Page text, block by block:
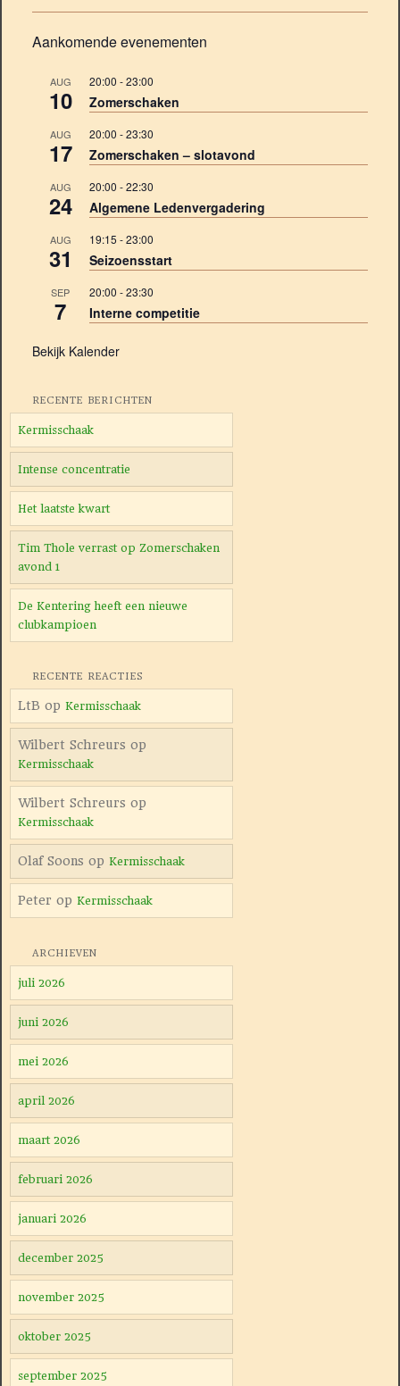
Aankomende evenementen
AUG
10
20:00 -23:00
Zomerschaken
AUG
17
20:00 -23:30
Zomerschaken – slotavond
AUG
24
20:00 -22:30
Algemene Ledenvergadering
AUG
31
19:15 -23:00
Seizoensstart
SEP
7
20:00 -23:30
Interne competitie
Bekijk Kalender
RECENTE BERICHTEN
Kermisschaak
Intense concentratie
Het laatste kwart
Tim Thole verrast op Zomerschaken
avond 1
De Kentering heeft een nieuwe
clubkampioen
RECENTE REACTIES
LtB op Kermisschaak
Wilbert Schreurs op
Kermisschaak
Wilbert Schreurs op
Kermisschaak
Olaf Soons op Kermisschaak
Peter op Kermisschaak
ARCHIEVEN
juli 2026
juni 2026
mei 2026
april 2026
maart 2026
februari 2026
januari 2026
december 2025
november 2025
oktober 2025
september 2025